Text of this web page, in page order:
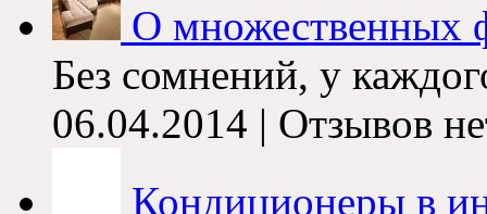
О множественных
Без сомнений, у
06.04.2014 | Отзывов
Кондиционеры в